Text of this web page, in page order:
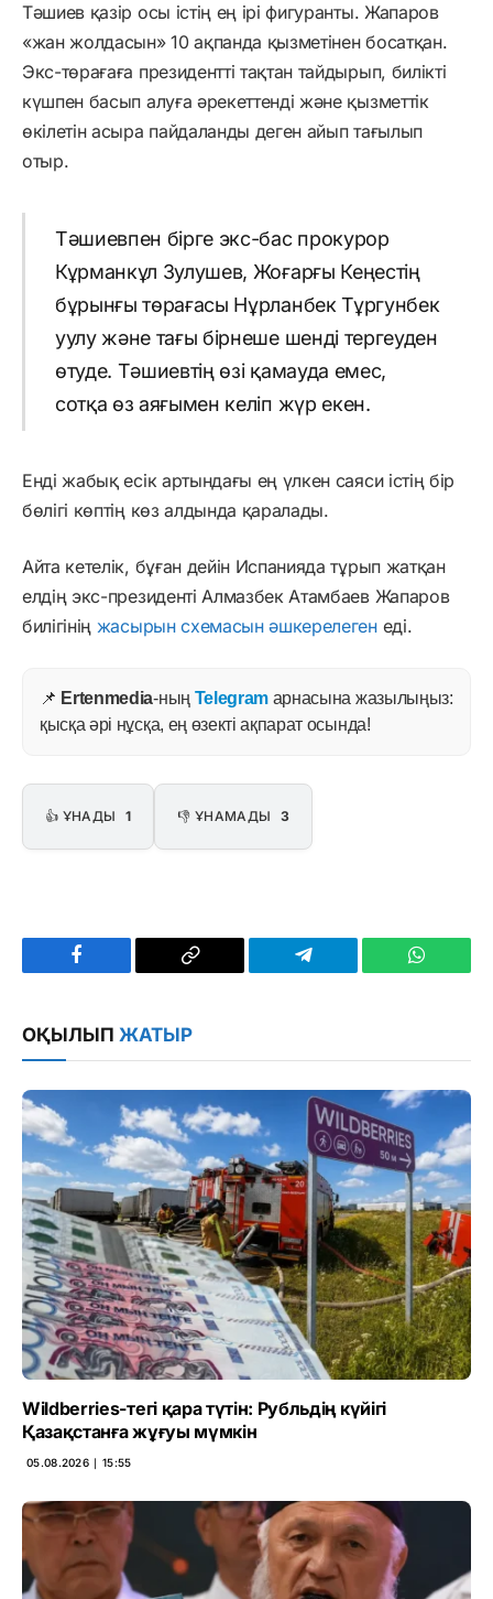
Тәшиев қазір осы істің ең ірі фигуранты. Жапаров
«жан жолдасын» 10 ақпанда қызметінен босатқан.
Экс-төрағаға президентті тақтан тайдырып, билікті
күшпен басып алуға әрекеттенді және қызметтік
өкілетін асыра пайдаланды деген айып тағылып
отыр.
Тәшиевпен бірге экс-бас прокурор
Кұрманкұл Зулушев, Жоғарғы Кеңестің
бұрынғы төрағасы Нұрланбек Тұргунбек
уулу және тағы бірнеше шенді тергеуден
өтуде. Тәшиевтің өзі қамауда емес,
сотқа өз аяғымен келіп жүр екен.
Енді жабық есік артындағы ең үлкен саяси істің бір
бөлігі көптің көз алдында қаралады.
Айта кетелік, бұған дейін Испанияда тұрып жатқан
елдің экс-президенті Алмазбек Атамбаев Жапаров
билігінің жасырын схемасын әшкерелегенеді.
📌 Ertenmedia-ның Telegram арнасына жазылыңыз:
қысқа әрі нұсқа, ең өзекті ақпарат осында!
👍 ҰНАДЫ 1 👎 ҰНАМАДЫ 3
Facebook
Copy
Telegram
ОҚЫЛЫП ЖАТЫР
Wildberries-тегі қара түтін: Рубльдің күйігі
Қазақстанға жұғуы мүмкін
05.08.2026 ∣ 15:55